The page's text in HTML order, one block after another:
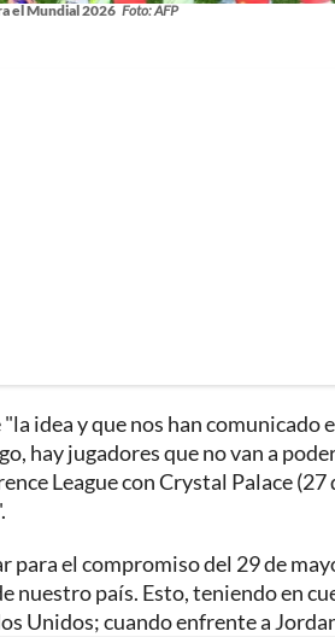
el Mundial 2026 Foto: AFP
idea y que nos han comunicado
hay jugadores que no van a
League con Crystal Palace
para el compromiso del 29 de
nuestro país. Esto, teniendo en
Unidos; cuando enfrente a